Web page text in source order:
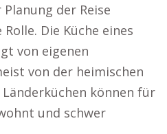
der Reise
Die Küche eines
von eigenen
von der heimischen
können für
und schwer